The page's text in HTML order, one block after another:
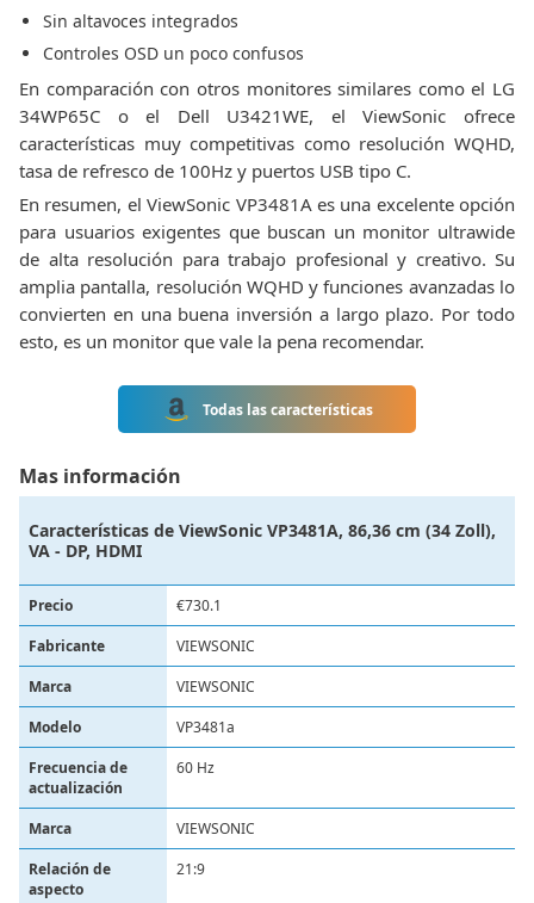
Sin altavoces integrados
Controles OSD un poco confusos
En comparación con otros monitores similares como el LG
34WP65C o el Dell U3421WE, el ViewSonic ofrece
características muy competitivas como resolución WQHD,
tasa de refresco de 100Hz y puertos USB tipo C.
En resumen, el ViewSonic VP3481A es una excelente opción
para usuarios exigentes que buscan un monitor ultrawide
de alta resolución para trabajo profesional y creativo. Su
amplia pantalla, resolución WQHD y funciones avanzadas lo
convierten en una buena inversión a largo plazo. Por todo
esto, es un monitor que vale la pena recomendar.
Todas las características
Mas información
Características de ViewSonic VP3481A, 86,36 cm (34 Zoll),
VA - DP, HDMI
Precio
€730.1
Fabricante
‎VIEWSONIC
Marca
‎VIEWSONIC
Modelo
‎VP3481a
Frecuencia de
actualización
60 Hz
Marca
VIEWSONIC
Relación de
aspecto
21:9